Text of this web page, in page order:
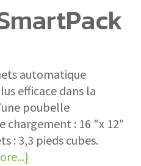
automatique
efficace dans la
poubelle
: 16 "x 12"
: 3,3 pieds cubes.